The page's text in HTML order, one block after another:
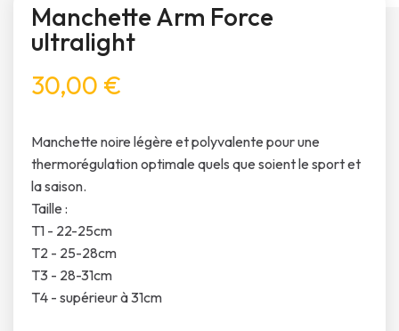
Manchette Arm Force
ultralight
30,00 €
Manchette noire légère et polyvalente pour une
thermorégulation optimale quels que soient le sport et
la saison.
Taille :
T1 - 22-25cm
T2 - 25-28cm
T3 - 28-31cm
T4 - supérieur à 31cm